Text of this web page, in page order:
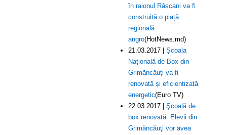
în raionul Râșcani va fi
construită o piață
regională
angro(HotNews.md)
21.03.2017 | Școala
Națională de Box din
Grimăncăuți va fi
renovată și eficientizată
energetic(Euro TV)
22.03.2017 | Şcoală de
box renovată. Elevii din
Grimăncăuţi vor avea